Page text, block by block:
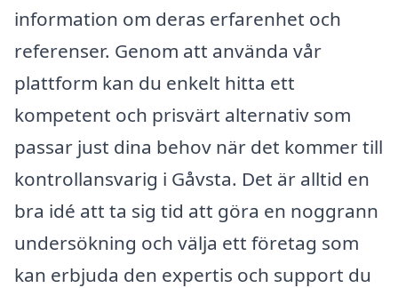
information om deras erfarenhet och
referenser. Genom att använda vår
plattform kan du enkelt hitta ett
kompetent och prisvärt alternativ som
passar just dina behov när det kommer till
kontrollansvarig i Gåvsta. Det är alltid en
bra idé att ta sig tid att göra en noggrann
undersökning och välja ett företag som
kan erbjuda den expertis och support du